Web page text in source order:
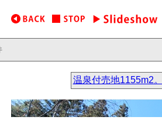
温泉付売地1155m2